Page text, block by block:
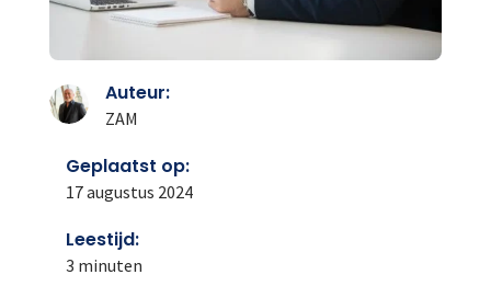
Auteur:
ZAM
Geplaatst op:
17 augustus 2024
Leestijd:
3 minuten